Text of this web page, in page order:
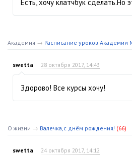
Есть, хочу клатчбук сделать.Но
Академия → Расписание уроков Академии
swetta 28 октября 2017, 14:43
Здорово! Все курсы хочу!
О жизни → Валечка,с днём рождения! (66)
swetta 24 октября 2017, 14:12